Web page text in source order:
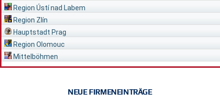
Region Ústí nad Labem
Region Zlín
Hauptstadt Prag
Region Olomouc
Mittelböhmen
NEUE FIRMENEINTRÄGE